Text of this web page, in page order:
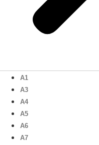
A1
A3
A4
A5
A6
A7